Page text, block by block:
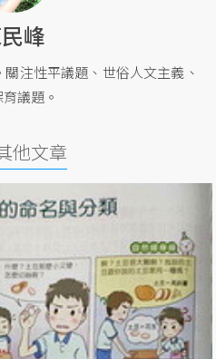
峰
注性平議題、世俗人文主義、
議題。
他文章